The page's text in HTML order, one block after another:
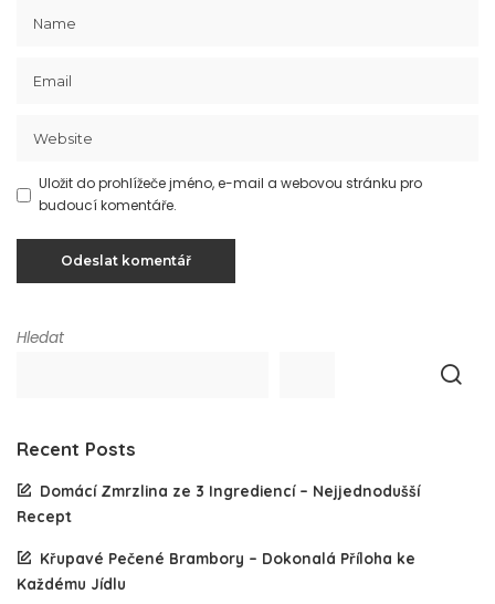
Uložit do prohlížeče jméno, e-mail a webovou stránku pro
budoucí komentáře.
Hledat
Recent Posts
Domácí Zmrzlina ze 3 Ingrediencí – Nejjednodušší
Recept
Křupavé Pečené Brambory – Dokonalá Příloha ke
Každému Jídlu